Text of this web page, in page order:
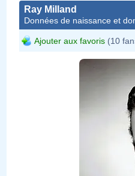
Ray Milland
Données de naissance et
Ajouter aux favoris (10